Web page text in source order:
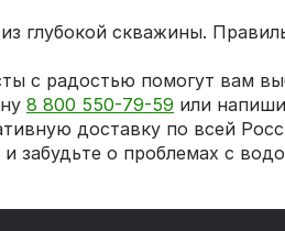
глубокой скважины.
с радостью помогут вам
8 800 550-79-59 или
доставку по всей
забудьте о проблемах с